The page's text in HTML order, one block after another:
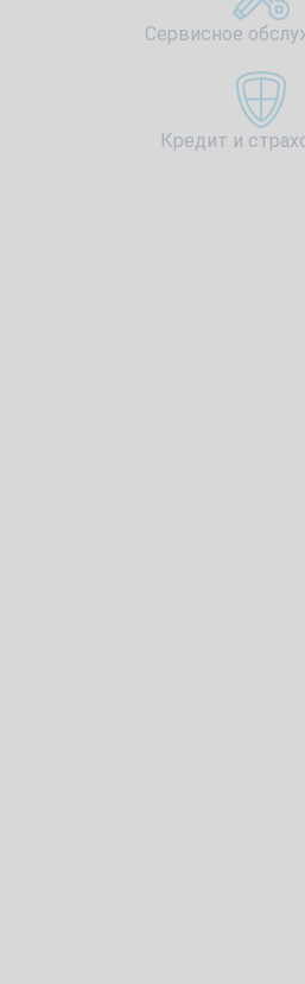
Сервисное
Кредит и